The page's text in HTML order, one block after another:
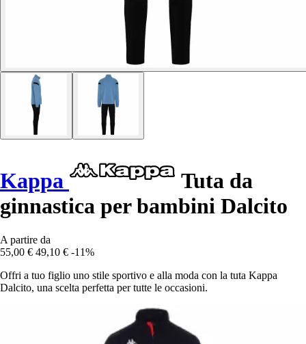
Kappa
Tuta da
ginnastica per bambini Dalcito
A partire da
55,00 € 49,10 € -11%
Offri a tuo figlio uno stile sportivo e alla moda con la tuta Kappa
Dalcito, una scelta perfetta per tutte le occasioni.